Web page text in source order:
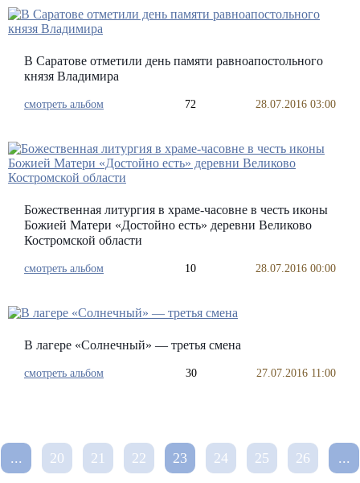
В Саратове отметили день памяти равноапостольного
князя Владимира
смотреть альбом 72 28.07.2016 03:00
Божественная литургия в храме-часовне в честь иконы
Божией Матери «Достойно есть» деревни Великово
Костромской области
смотреть альбом 10 28.07.2016 00:00
В лагере «Солнечный» — третья смена
смотреть альбом 30 27.07.2016 11:00
... 20 21 22 23 24 25 26 ...